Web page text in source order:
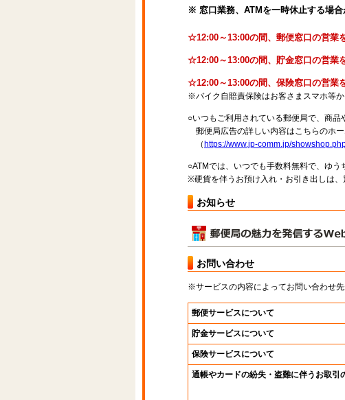
※ 窓口業務、ATMを一時休止する場合
☆12:00～13:00の間、郵便窓口の営業
☆12:00～13:00の間、貯金窓口の営業
☆12:00～13:00の間、保険窓口の営業
※バイク自賠責保険はお客さまスマホ等か
○いつもご利用されている郵便局で、商品
郵便局広告の詳しい内容はこちらのホー
（ https://www.jp-comm.jp/
○ATMでは、いつでも手数料無料で、ゆう
※硬貨を伴うお預け入れ・お引き出しは、
お知らせ
お問い合わせ
※サービスの内容によってお問い合わせ
郵便サービスについて
貯金サービスについて
保険サービスについて
通帳やカードの紛失・盗難に伴うお取引